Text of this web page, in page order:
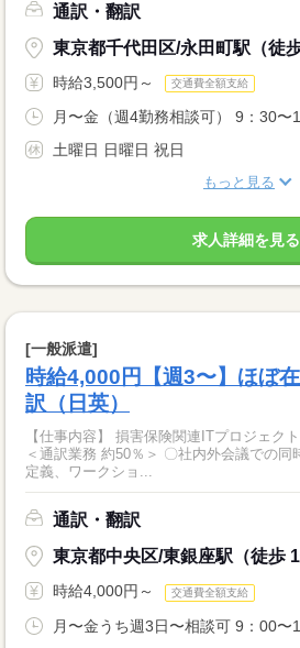
通訳・翻訳
東京都千代田区/永田町駅（徒歩
時給3,500円～ 交通費全額支給
月〜金（週4勤務相談可） 9：30〜
土曜日 日曜日 祝日
もっと見る
求人詳細を見る
[一般派遣]
時給4,000円【週3〜】ほぼ
訳（日英）
【仕事内容】 損害保険関連ITプロジェク
＜通訳業務 約50％＞ 〇社内外会議での
定義、ワークショ...
通訳・翻訳
東京都中央区/東銀座駅（徒歩 1
時給4,000円～ 交通費全額支給
月〜金うち週3日〜相談可 9：00〜